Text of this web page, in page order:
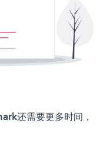
还需要更多时间，